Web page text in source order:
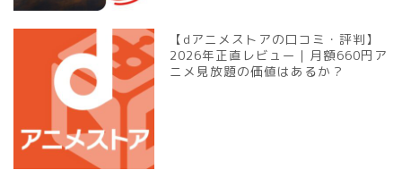
【dアニメストアの口コミ・評判】
2026年正直レビュー｜月額660円ア
ニメ見放題の価値はあるか？